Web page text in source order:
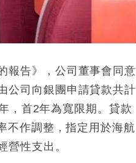
報告》，公司董事會同意
公司向銀團申請貸款共計
，首2年為寬限期。貸款
不作調整，指定用於海航
營性支出。